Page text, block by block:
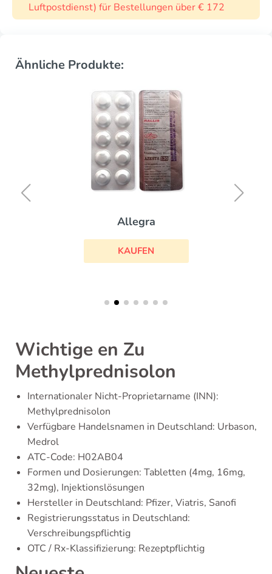
Luftpostdienst) für Bestellungen über € 172
Ähnliche Produkte:
Allegra
KAUFEN
Wichtige en Zu
Methylprednisolon
Internationaler Nicht-Proprietarname (INN):
Methylprednisolon
Verfügbare Handelsnamen in Deutschland: Urbason,
Medrol
ATC-Code: H02AB04
Formen und Dosierungen: Tabletten (4mg, 16mg,
32mg), Injektionslösungen
Hersteller in Deutschland: Pfizer, Viatris, Sanofi
Registrierungsstatus in Deutschland:
Verschreibungspflichtig
OTC / Rx-Klassifizierung: Rezeptpflichtig